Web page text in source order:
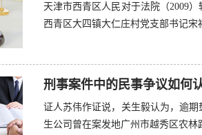
天津市西青区人民对于法院（2009
西青区大四镇大仁庄村党支部书记宋
刑事案件中的民事争议如何
证人苏伟作证说，关生毅认为，逾
生公司曾在案发地广州市越秀区农林